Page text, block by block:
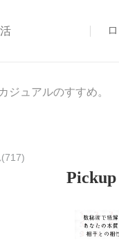
ジュアルのすすめ。
Pickup